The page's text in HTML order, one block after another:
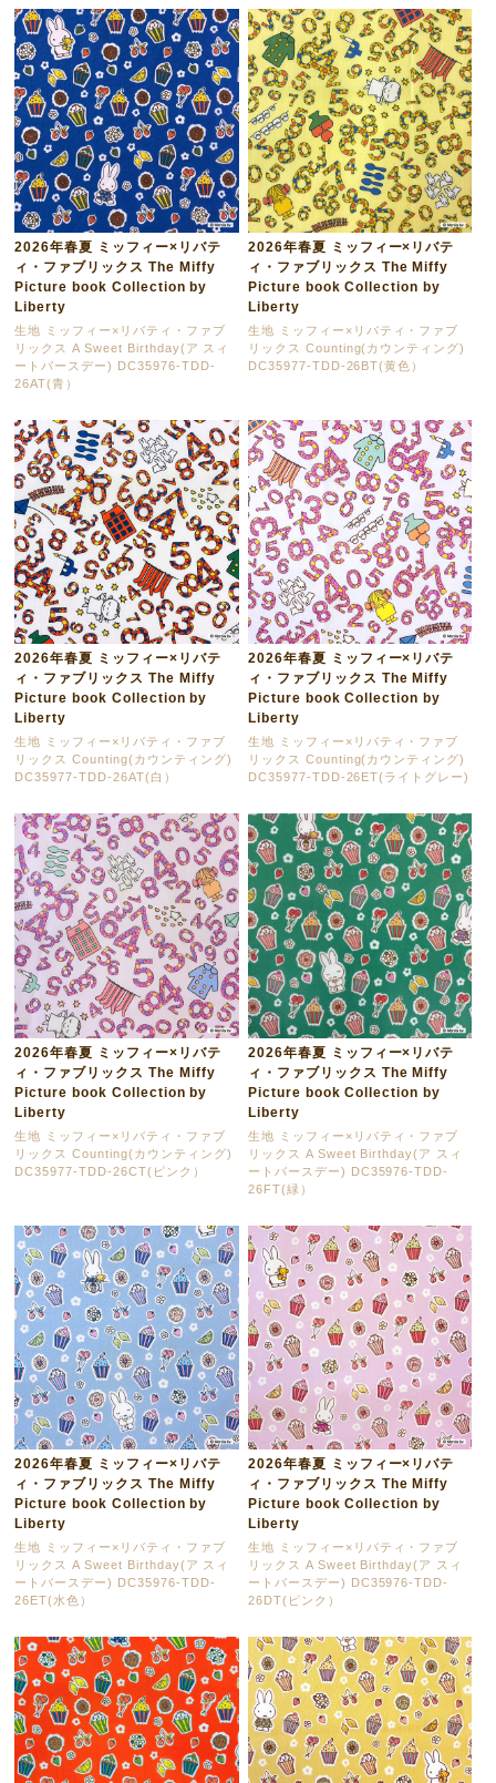
2026年春夏 ミッフィー×リバテ
ィ・ファブリックス The Miffy
Picture book Collection by
Liberty
生地 ミッフィー×リバティ・ファブ
リックス A Sweet Birthday(ア スィ
ートバースデー) DC35976-TDD-
26AT(青）
2026年春夏 ミッフィー×リバテ
ィ・ファブリックス The Miffy
Picture book Collection by
Liberty
生地 ミッフィー×リバティ・ファブ
リックス Counting(カウンティング)
DC35977-TDD-26BT(黄色）
2026年春夏 ミッフィー×リバテ
ィ・ファブリックス The Miffy
Picture book Collection by
Liberty
生地 ミッフィー×リバティ・ファブ
リックス Counting(カウンティング)
DC35977-TDD-26AT(白）
2026年春夏 ミッフィー×リバテ
ィ・ファブリックス The Miffy
Picture book Collection by
Liberty
生地 ミッフィー×リバティ・ファブ
リックス Counting(カウンティング)
DC35977-TDD-26ET(ライトグレー)
2026年春夏 ミッフィー×リバテ
ィ・ファブリックス The Miffy
Picture book Collection by
Liberty
生地 ミッフィー×リバティ・ファブ
リックス Counting(カウンティング)
DC35977-TDD-26CT(ピンク）
2026年春夏 ミッフィー×リバテ
ィ・ファブリックス The Miffy
Picture book Collection by
Liberty
生地 ミッフィー×リバティ・ファブ
リックス A Sweet Birthday(ア スィ
ートバースデー) DC35976-TDD-
26FT(緑）
2026年春夏 ミッフィー×リバテ
ィ・ファブリックス The Miffy
Picture book Collection by
Liberty
生地 ミッフィー×リバティ・ファブ
リックス A Sweet Birthday(ア スィ
ートバースデー) DC35976-TDD-
26ET(水色）
2026年春夏 ミッフィー×リバテ
ィ・ファブリックス The Miffy
Picture book Collection by
Liberty
生地 ミッフィー×リバティ・ファブ
リックス A Sweet Birthday(ア スィ
ートバースデー) DC35976-TDD-
26DT(ピンク）